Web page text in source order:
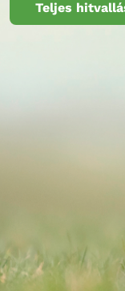
Teljes